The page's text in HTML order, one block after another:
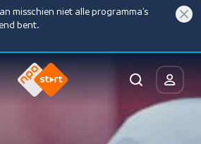
misschien niet alle programma’s
bent.